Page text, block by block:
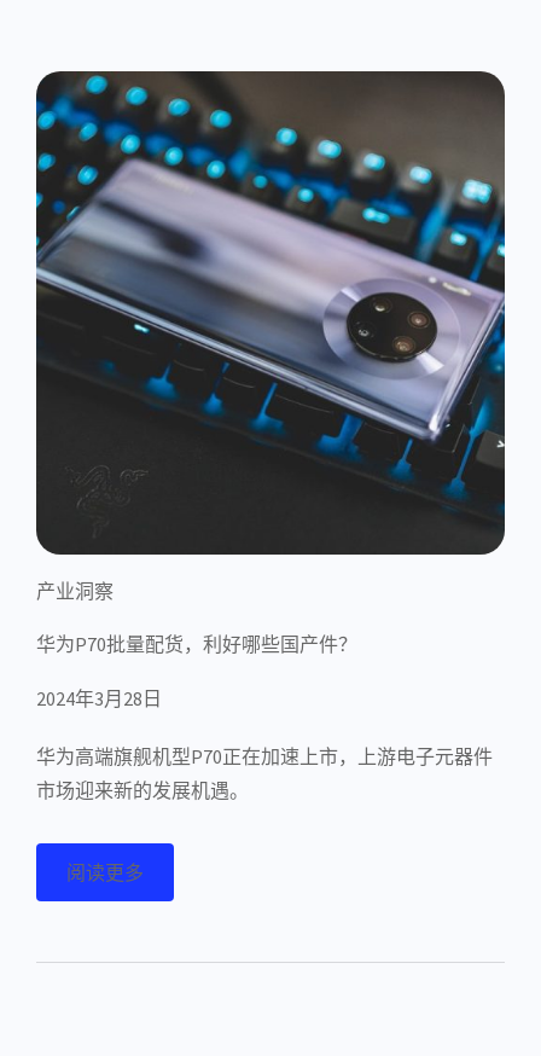
产业洞察
华为P70批量配货，利好哪些国产件？
2024年3月28日
华为高端旗舰机型P70正在加速上市，上游电子元器件
市场迎来新的发展机遇。
阅读更多